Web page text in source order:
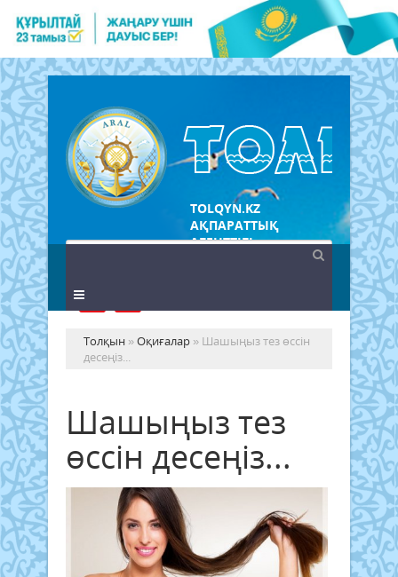
TOLQYN.KZ
АҚПАРАТТЫҚ
АГЕНТТІГІ
Толқын »Оқиғалар » Шашыңыз тез өссін
десеңіз...
Шашыңыз тез
өссін десеңіз...